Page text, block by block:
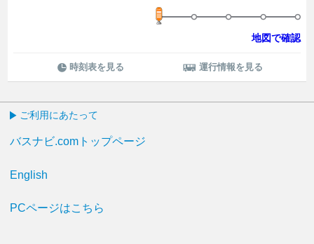
地図で確認
時刻表を見る 運行情報を見る
ご利用にあたって
バスナビ.comトップページ
English
PCページはこちら